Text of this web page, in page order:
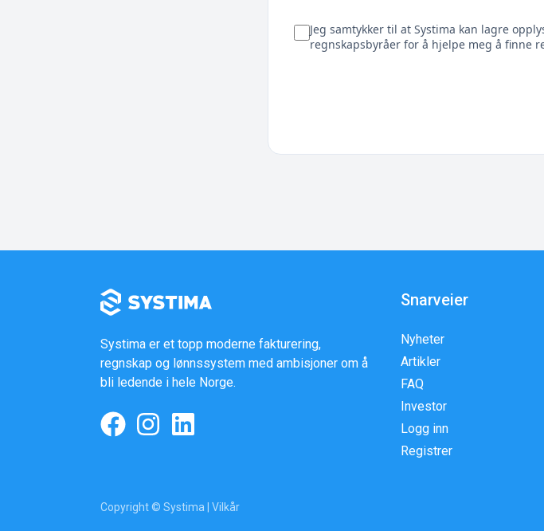
Jeg samtykker til at Systima kan lagre
regnskapsbyråer for å hjelpe meg å finne
Systima er et topp moderne fakturering,
regnskap og lønnssystem med ambisjoner om å
bli ledende i hele Norge.
Snarveier
Nyheter
Artikler
FAQ
Investor
Logg inn
Registrer
Copyright © Systima | Vilkår